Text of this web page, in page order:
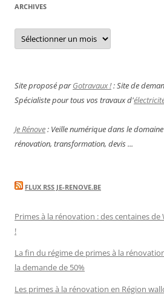
ARCHIVES
Archives
Site proposé parGotravaux !: Site de
Spécialiste pour tous vos travaux d'
Je Rénove: Veille numérique dans le
rénovation, transformation, devis ...
FLUX RSS JE-RENOVE.BE
Primes à la rénovation : des centaines
!
La fin du régime de primes à la
la demande de 50%
Les primes à la rénovation en Région